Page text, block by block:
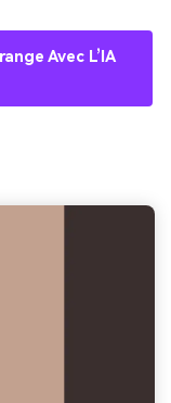
Avec L’IA